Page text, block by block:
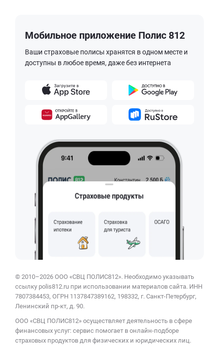
Мобильное приложение Полис 812
Ваши страховые полисы хранятся в одном месте и
доступны в любое время, даже без интернета
© 2010–2026 ООО «СВЦ ПОЛИС812». Необходимо указывать
ссылку polis812.ru при использовании материалов сайта. ИНН
7807384453, ОГРН 1137847389162, 198332, г. Санкт-Петербург,
Ленинский пр-кт, д. 90.
ООО «СВЦ ПОЛИС812» осуществляет деятельность в сфере
финансовых услуг: сервис помогает в онлайн-подборе
страховых продуктов для физических и юридических лиц.